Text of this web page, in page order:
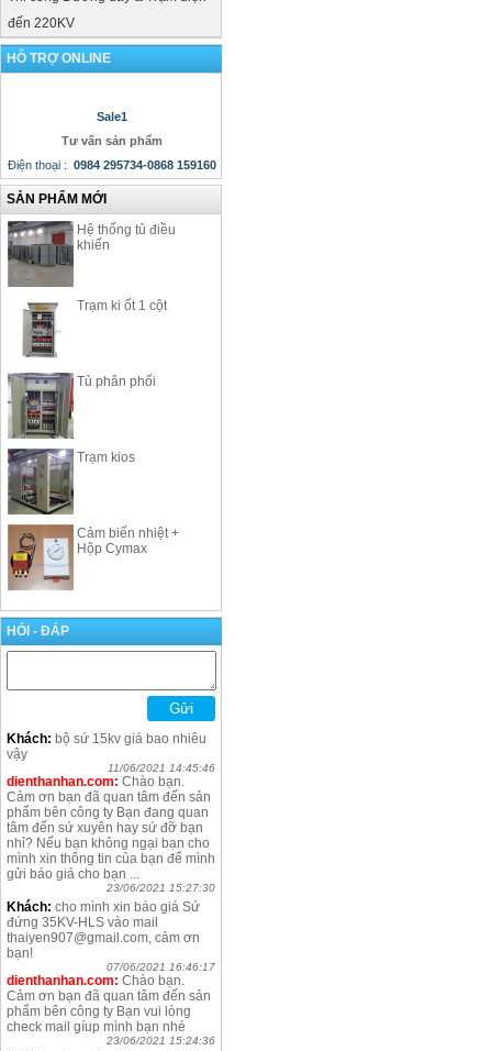
đến 220KV
HỖ TRỢ ONLINE
Sale1
Tư vấn sản phẩm
Điện thoại : 0984 295734-0868 159160
SẢN PHẨM MỚI
Hệ thống tủ điều
khiển
Trạm ki ốt 1 cột
Tủ phân phối
Trạm kios
Cảm biến nhiệt +
Hộp Cymax
HỎI - ĐÁP
Khách: bộ sứ 15kv giá bao nhiêu
vậy
11/06/2021 14:45:46
dienthanhan.com: Chào bạn.
Cảm ơn bạn đã quan tâm đến sản
phẩm bên công ty Bạn đang quan
tâm đến sứ xuyên hay sứ đỡ bạn
nhỉ? Nếu bạn không ngại bạn cho
mình xin thông tin của bạn để mình
gửi báo giá cho bạn ...
23/06/2021 15:27:30
Khách: cho mình xin báo giá Sứ
đứng 35KV-HLS vào mail
thaiyen907@gmail.com, cảm ơn
bạn!
07/06/2021 16:46:17
dienthanhan.com: Chào bạn.
Cảm ơn bạn đã quan tâm đến sản
phẩm bên công ty Bạn vui lòng
check mail gíup mình bạn nhé
23/06/2021 15:24:36